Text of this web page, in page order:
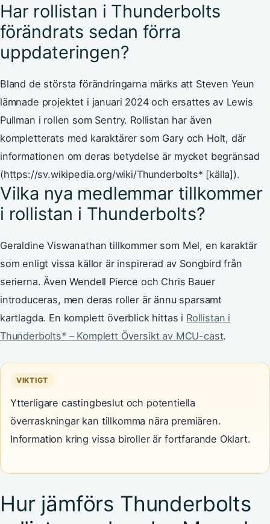
Har rollistan i Thunderbolts
förändrats sedan förra
uppdateringen?
Bland de största förändringarna märks att Steven Yeun
lämnade projektet i januari 2024 och ersattes av Lewis
Pullman i rollen som Sentry. Rollistan har även
kompletterats med karaktärer som Gary och Holt, där
informationen om deras betydelse är mycket begränsad
(https://sv.wikipedia.org/wiki/Thunderbolts* [källa]).
Vilka nya medlemmar tillkommer
i rollistan i Thunderbolts?
Geraldine Viswanathan tillkommer som Mel, en karaktär
som enligt vissa källor är inspirerad av Songbird från
serierna. Även Wendell Pierce och Chris Bauer
introduceras, men deras roller är ännu sparsamt
kartlagda. En komplett överblick hittas i Rollistan i
Thunderbolts* – Komplett Översikt av MCU-cast.
VIKTIGT
Ytterligare castingbeslut och potentiella
överraskningar kan tillkomma nära premiären.
Information kring vissa biroller är fortfarande Oklart.
Hur jämförs Thunderbolts